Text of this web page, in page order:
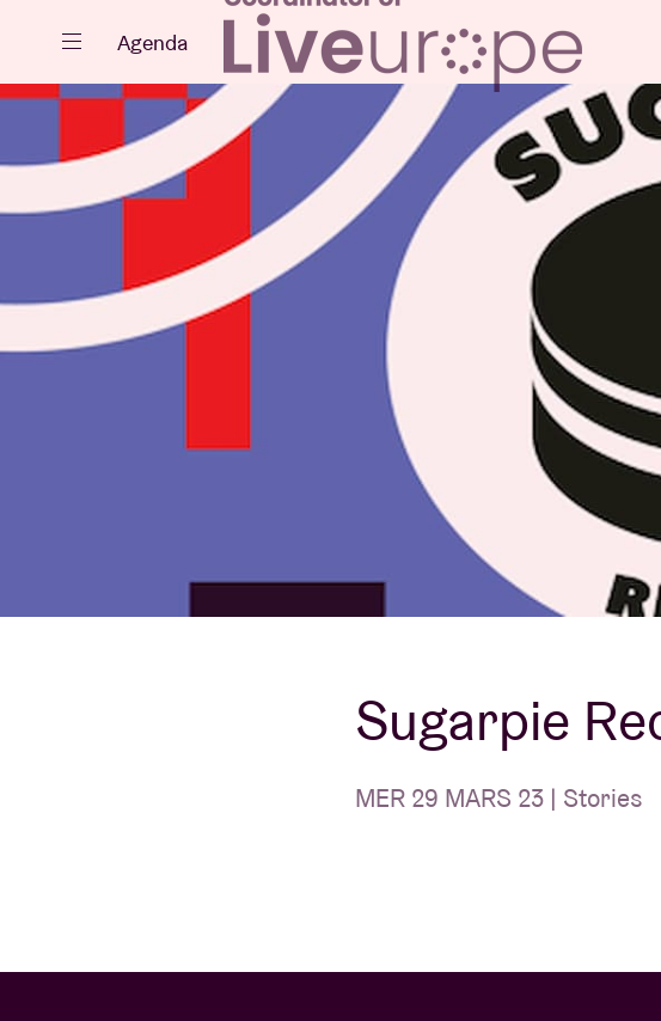
Fermer
Agenda
Projets
Actualités
AB ❤ you
Agenda
Sugarpie
MER 29 MARS 23 | Stories